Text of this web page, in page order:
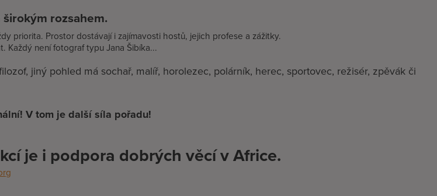
rozsahem.
priorita. Prostor dostávají i zajímavosti hostů, jejich profese a zážitky.
Každý není fotograf typu Jana Šibíka...
jiný pohled má sochař, malíř, horolezec, polárník, herec, sportovec, režisér, zpěvák či
V tom je další síla pořadu!
je i podpora dobrých věcí v Africe.